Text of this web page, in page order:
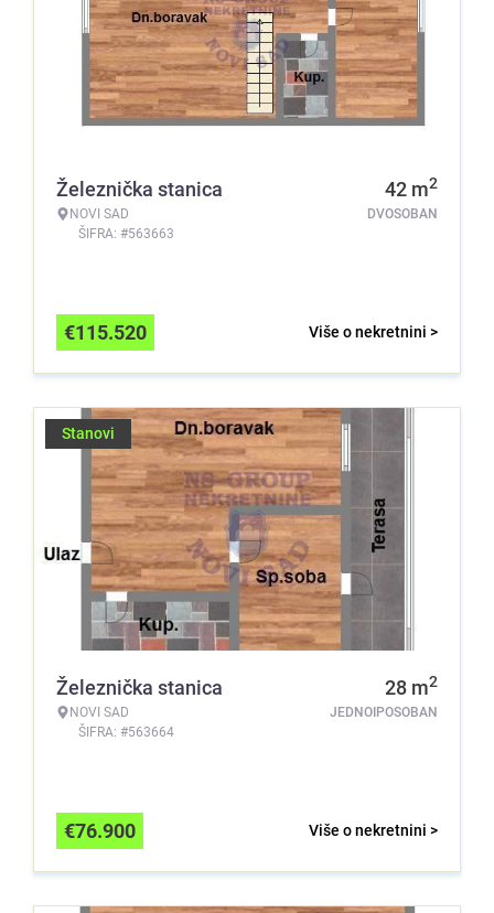
Železnička stanica
NOVI SAD
ŠIFRA: #563663
42 m2
DVOSOBAN
Više o nekretnini >
€115.520
Stanovi
Železnička stanica
NOVI SAD
ŠIFRA: #563664
28 m2
JEDNOIPOSOBAN
Više o nekretnini >
€76.900